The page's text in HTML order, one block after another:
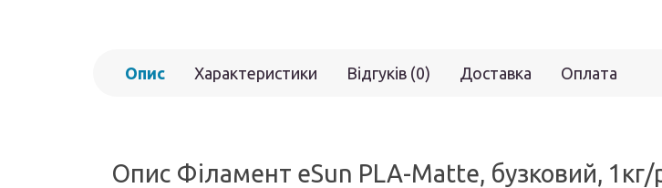
Опис Характеристики Відгуків (0) Доставка Оплата
Опис Філамент eSun PLA-Matte, бузковий,